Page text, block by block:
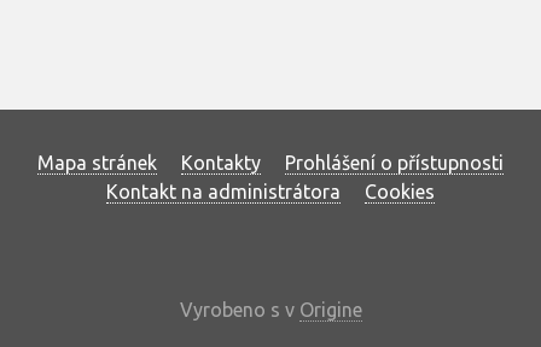
Mapa stránek Kontakty
Prohlášení o přístupnosti
Kontakt na administrátora
Cookies
Vyrobeno s v Origine